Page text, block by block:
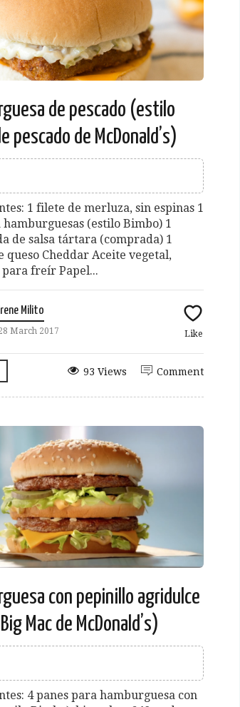
de pescado (estilo
pescado de McDonald’s)
1 filete de merluza, sin espinas 1
(estilo Bimbo) 1
de salsa tártara (comprada) 1
queso Cheddar Aceite vegetal,
freír Papel...
Irene Milito
March 2017 Like
Comment
93 Views
con pepinillo agridulce
Mac de McDonald’s)
4 panes para hamburguesa con